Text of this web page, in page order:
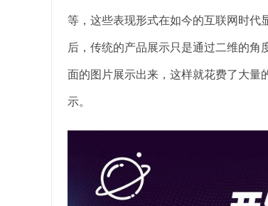
等，这些表现形式在如今的互联网时代
后，传统的产品展示只是通过二维的角
面的图片展示出来，这样就花费了大量
示。